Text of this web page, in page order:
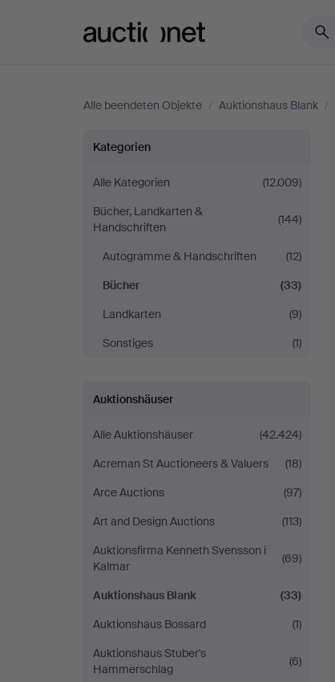
Alle beendeten Objekte / Auktionshaus Blank /
Bücher
bei
Auktionshaus
Blank
Kategorien
Alle Kategorien
(12.009)
Bücher, Landkarten &
Handschriften
(144)
Autogramme & Handschriften
(12)
Bücher
(33)
Landkarten
(9)
Sonstiges
(1)
Auktionshäuser
Alle Auktionshäuser
(42.424)
Acreman St Auctioneers & Valuers
(18)
Arce Auctions
(97)
Art and Design Auctions
(113)
Auktionsfirma Kenneth Svensson i
Kalmar
(69)
Auktionshaus Blank
(33)
Auktionshaus Bossard
(1)
Auktionshaus Stuber's
Hammerschlag
(6)